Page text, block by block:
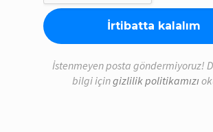
İstenmeyen posta göndermiyoruz!
bilgi içingizlilik politikamızı